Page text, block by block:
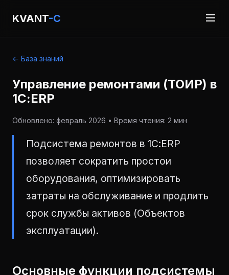
KVANT-C
← База знаний
Управление ремонтами (ТОИР) в
1С:ERP
Обновлено: февраль 2026 • Время чтения: 2 мин
Подсистема ремонтов в 1С:ERP
позволяет сократить простои
оборудования, оптимизировать
затраты на обслуживание и продлить
срок службы активов (Объектов
эксплуатации).
Основные функции подсистемы